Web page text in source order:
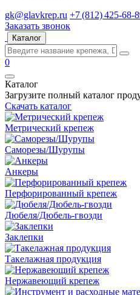
gk@glavkrep.ru +7 (812) 425-68-
Заказать звонок
Каталог
0
Каталог
Загрузите полный каталог
Скачать каталог
Метрический крепеж
Саморезы/Шурупы
Анкеры
Перфорированный крепеж
Дюбеля/Дюбель-гвозди
Заклепки
Такелажная продукция
Нержавеющий крепеж